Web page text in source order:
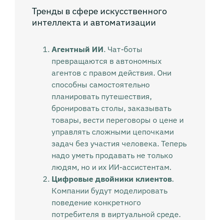
Тренды в сфере искусственного
интеллекта и автоматизации
Агентный ИИ. Чат-боты
превращаются в автономных
агентов с правом действия. Они
способны самостоятельно
планировать путешествия,
бронировать столы, заказывать
товары, вести переговоры о цене и
управлять сложными цепочками
задач без участия человека. Теперь
надо уметь продавать не только
людям, но и их ИИ-ассистентам.
Цифровые двойники клиентов.
Компании будут моделировать
поведение конкретного
потребителя в виртуальной среде.